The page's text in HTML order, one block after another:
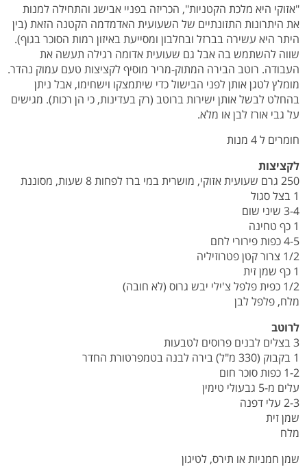
"אזוקי היא מלכת הקטניות", הכריזה בפניי אבישג והתחילה למנות
את היתרונות התזונתיים של השעועית האדמדמה הקטנה הזאת (בין
היתר היא עשירה בברזל ובחלבון ומסייעת באיזון רמות הסוכר בגוף).
שווה להשתמש בה אבל גם שעועית אדומה רגילה תעשה את
העבודה. רוטב הבירה המתוק-מריר מוסיף לקציצות טעם עמוק נהדר.
מומלץ לטגן אותן לפני הבישול כדי שיתמצקו וישחימו, אבל ניתן
בהחלט לבשל אותן ישירות ברוטב (רק בעדינות, כי הן רכות). מגישים
על גבי אורז לבן או מלא.
חומרים ל 4 מנות
לקציצות
250 גרם שעועית אזוקי, מושרית במי ברז לפחות 8 שעות, מסוננת
1 בצל סגול
3-4 שיני שום
1 כף טחינה
4-5 כפות פירורי לחם
1/2 צרור קטן פטרוזיליה
1 כף שמן זית
1/2 כפית פלפל צ'ילי יבש גרוס (לא חובה)
מלח, פלפל לבן
לרוטב
3 בצלים לבנים פרוסים לטבעות
1 בקבוק (330 מ"ל) בירה לבנה בטמפרטורת החדר
1-2 כפות סוכר חום
עלים מ-5 גבעולי טימין
2-3 עלי דפנה
שמן זית
מלח
שמן חמניות או תירס, לטיגון